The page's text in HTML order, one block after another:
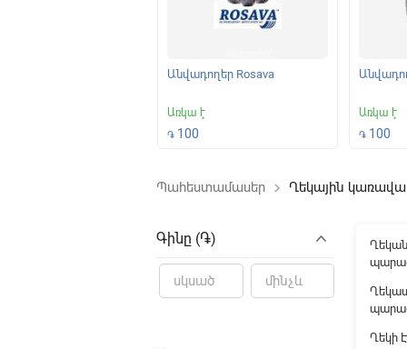
Անվադողեր Rosava
Առկա է
֏ 100
Առկա է
֏ 100
Պահեստամասեր keyboard_arrow_right Ղեկային
Գինը (֏)
Ղեկի